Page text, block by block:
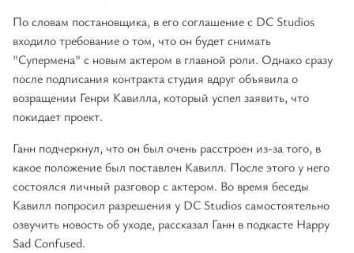
По словам постановщика, в его соглашение с DC Studios
входило требование о том, что он будет снимать
"Супермена" с новым актером в главной роли. Однако сразу
после подписания контракта студия вдруг объявила о
возращении Генри Кавилла, который успел заявить, что
покидает проект.
Ганн подчеркнул, что он был очень расстроен из-за того, в
какое положение был поставлен Кавилл. После этого у него
состоялся личный разговор с актером. Во время беседы
Кавилл попросил разрешения у DC Studios самостоятельно
озвучить новость об уходе, рассказал Ганн в подкасте Happy
Sad Confused.